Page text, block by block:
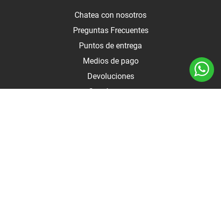
Chatea con nosotros
Preguntas Frecuentes
Puntos de entrega
Medios de pago
Devoluciones
Contáctanos